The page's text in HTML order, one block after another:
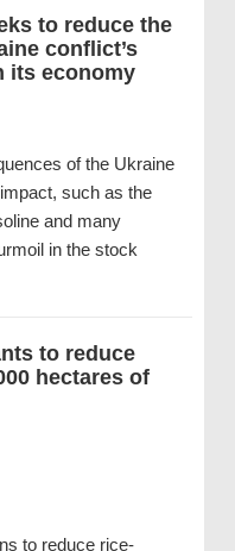
to reduce the
conflict’s
its economy
of the Ukraine
such as the
and many
in the stock
to reduce
hectares of
to reduce rice-